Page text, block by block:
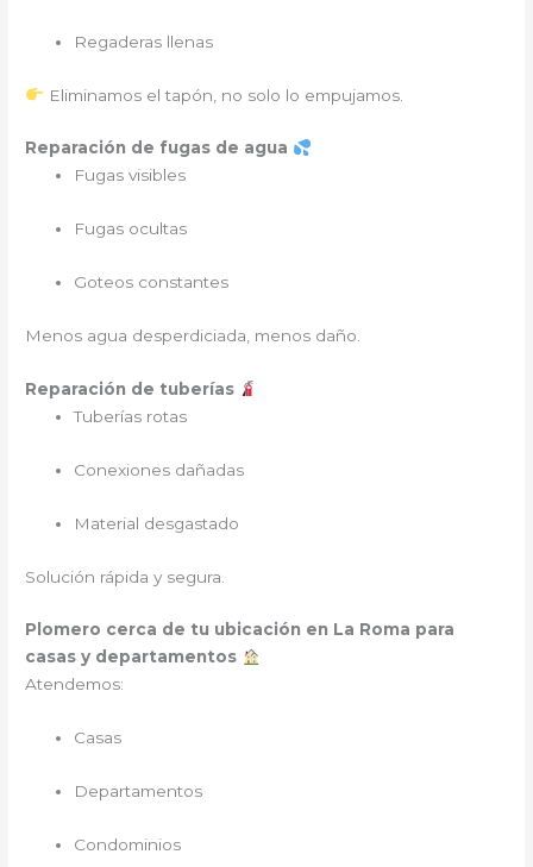
Regaderas llenas
Eliminamos el tapón, no solo lo empujamos.
Reparación de fugas de agua
Fugas visibles
Fugas ocultas
Goteos constantes
Menos agua desperdiciada, menos daño.
Reparación de tuberías
Tuberías rotas
Conexiones dañadas
Material desgastado
Solución rápida y segura.
Plomero cerca de tu ubicación en La Roma para
casas y departamentos
Atendemos:
Casas
Departamentos
Condominios